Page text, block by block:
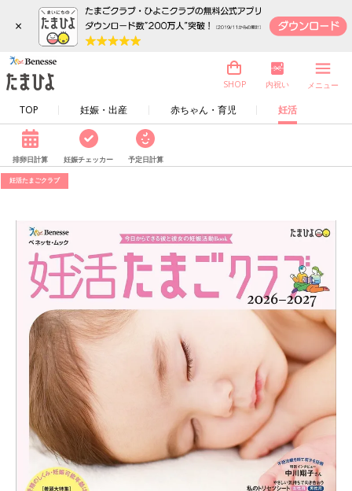
×
TOP 妊娠・出産 赤ちゃん・育児 妊活
SHOP 内祝い メニュー
排卵日計算 妊娠チェッカー 予定日計算
妊活たまごクラブ